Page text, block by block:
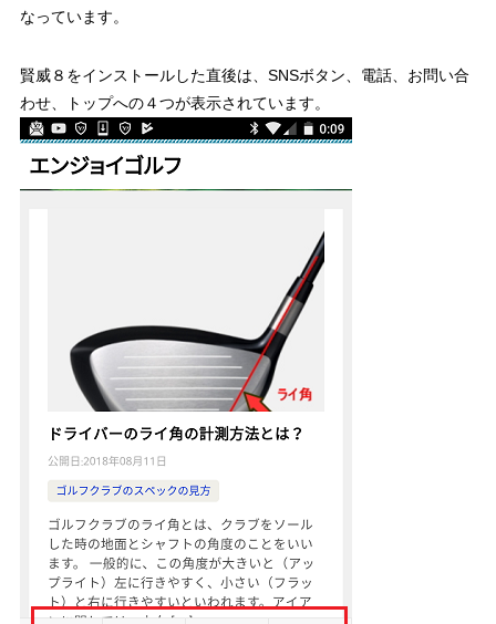
なっています。
賢威８をインストールした直後は、SNSボタン、電話、お問い合
わせ、トップへの４つが表示されています。